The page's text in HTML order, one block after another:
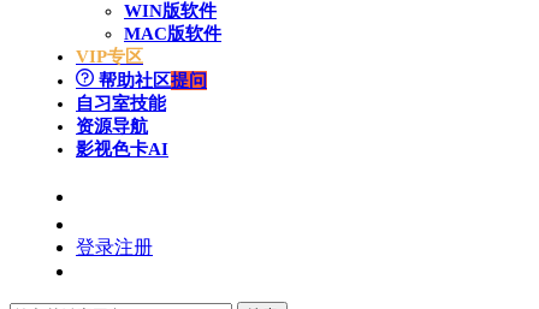
WIN版软件
MAC版软件
VIP专区
帮助社区提问
自习室技能
资源导航
影视色卡AI
登录注册